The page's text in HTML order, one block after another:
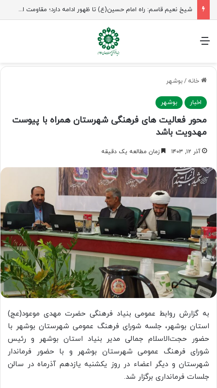
راهپیمایی اربعین، رزمایش منتظران ظهور
منو
خانه /بوشهر
اخبار بوشهر
محور فعالیت های فرهنگی شهرستان همراه با پیوست
مهدویت باشد
آذر ۱۲, ۱۴۰۳ زمان مطالعه یک دقیقه
به گزارش روابط عمومی بنیاد فرهنگی حضرت مهدی موعود(عج)
استان بوشهر، جلسه شورای فرهنگ عمومی شهرستان بوشهر با
حضور حجت‌الاسلام جمالی مدیر بنیاد استان بوشهر و رئیس
شورای فرهنگ عمومی شهرستان بوشهر و با حضور فرماندار
شهرستان و دیگر اعضاء در روز یکشنبه یازدهم آذرماه در سالن
جلسات فرمانداری برگزار شد.